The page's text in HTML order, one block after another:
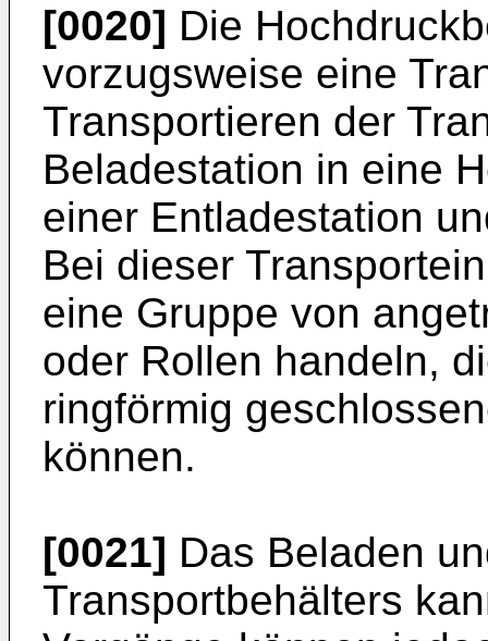
[0020] Die
vorzugsweise eine
Transportieren der
Beladestation in eine
einer Entladestation
Bei dieser
eine Gruppe von
oder Rollen handeln,
ringförmig
können.
[0021] Das Beladen
Transportbehälters